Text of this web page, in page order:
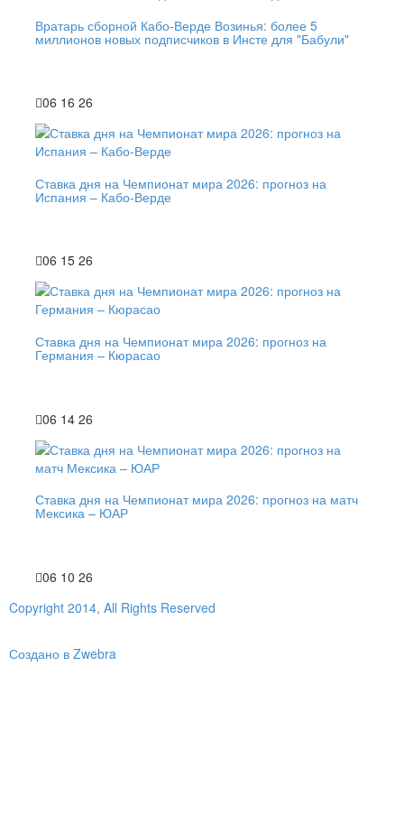
Вратарь сборной Кабо-Верде Возинья: более 5
миллионов новых подписчиков в Инсте для "Бабули"
06 16 26
Ставка дня на Чемпионат мира 2026: прогноз на
Испания – Кабо-Верде
06 15 26
Ставка дня на Чемпионат мира 2026: прогноз на
Германия – Кюрасао
06 14 26
Ставка дня на Чемпионат мира 2026: прогноз на матч
Мексика – ЮАР
06 10 26
Copyright 2014, All Rights Reserved
Создано в Zwebra